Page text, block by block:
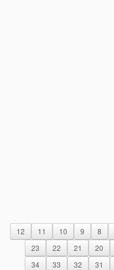
8
9
10
11
12
20
21
22
23
31
32
33
34